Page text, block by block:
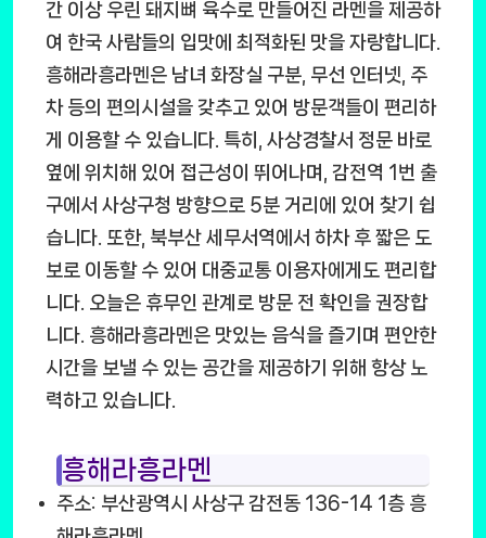
간 이상 우린 돼지뼈 육수로 만들어진 라멘을 제공하
여 한국 사람들의 입맛에 최적화된 맛을 자랑합니다.
흥해라흥라멘은 남녀 화장실 구분, 무선 인터넷, 주
차 등의 편의시설을 갖추고 있어 방문객들이 편리하
게 이용할 수 있습니다. 특히, 사상경찰서 정문 바로
옆에 위치해 있어 접근성이 뛰어나며, 감전역 1번 출
구에서 사상구청 방향으로 5분 거리에 있어 찾기 쉽
습니다. 또한, 북부산 세무서역에서 하차 후 짧은 도
보로 이동할 수 있어 대중교통 이용자에게도 편리합
니다. 오늘은 휴무인 관계로 방문 전 확인을 권장합
니다. 흥해라흥라멘은 맛있는 음식을 즐기며 편안한
시간을 보낼 수 있는 공간을 제공하기 위해 항상 노
력하고 있습니다.
흥해라흥라멘
주소: 부산광역시 사상구 감전동 136-14 1층 흥